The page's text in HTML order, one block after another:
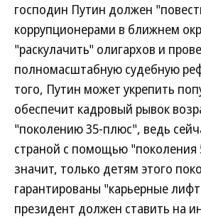
господин Путин должен
коррупционерами в ближнем
"раскулачить" олигархов и
полномасштабную судебную
того, Путин может укрепить
обеспечит кадровый рывок
"поколению 35-плюс", ведь
страной с помощью "поколения
значит, только детям этого
гарантированы "карьерные
президент должен ставить на